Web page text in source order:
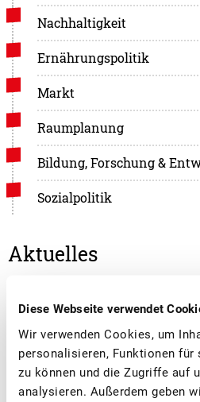
Diese Webseite verwendet
Wir verwenden Cookies, um
personalisieren, Funktionen für
zu können und die Zugriffe auf
analysieren. Außerdem geben
Nachhaltigkeit
Ernährungspolitik
Markt
Raumplanung
Bildung, Forschung &
Sozialpolitik
Aktuelles